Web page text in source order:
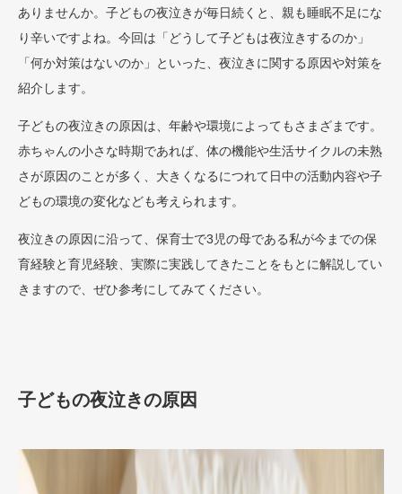
ありませんか。子どもの夜泣きが毎日続くと、親も睡眠不足にな
り辛いですよね。今回は「どうして子どもは夜泣きするのか」
「何か対策はないのか」といった、夜泣きに関する原因や対策を
紹介します。
子どもの夜泣きの原因は、年齢や環境によってもさまざまです。
赤ちゃんの小さな時期であれば、体の機能や生活サイクルの未熟
さが原因のことが多く、大きくなるにつれて日中の活動内容や子
どもの環境の変化なども考えられます。
夜泣きの原因に沿って、保育士で3児の母である私が今までの保
育経験と育児経験、実際に実践してきたことをもとに解説してい
きますので、ぜひ参考にしてみてください。
子どもの夜泣きの原因